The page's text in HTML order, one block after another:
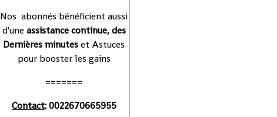
Nos abonnés bénéficient aussi
d'uneassistance continue, des
Dernières minuteset Astuces
pour booster les gains
=======
Contact: 0022670665955